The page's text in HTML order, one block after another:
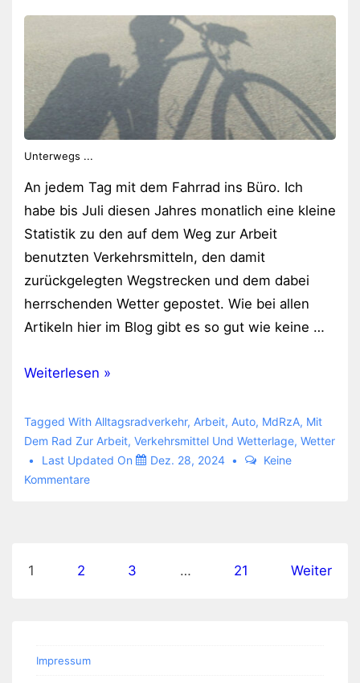
Unterwegs ...
An jedem Tag mit dem Fahrrad ins Büro. Ich
habe bis Juli diesen Jahres monatlich eine kleine
Statistik zu den auf dem Weg zur Arbeit
benutzten Verkehrsmitteln, den damit
zurückgelegten Wegstrecken und dem dabei
herrschenden Wetter gepostet. Wie bei allen
Artikeln hier im Blog gibt es so gut wie keine …
Verkehrsmittel
Wetterlage
im
Dezember
2024
Weiterlesen »
Tagged With Alltagsradverkehr, Arbeit, Auto, MdRzA, Mit
Dem Rad Zur Arbeit, Verkehrsmittel Und Wetterlage, Wetter
Last Updated On
Dez. 28, 2024
Keine
Kommentare
Seitennummerierung
1 2 3 … 21 Weiter
Impressum